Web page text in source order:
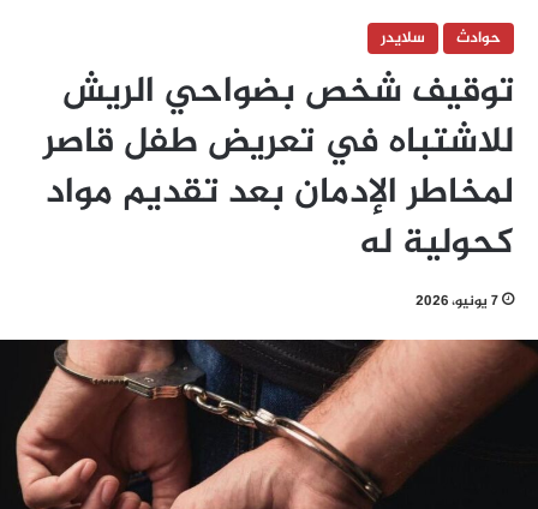
حوادث
سلايدر
توقيف شخص بضواحي الريش
للاشتباه في تعريض طفل قاصر
لمخاطر الإدمان بعد تقديم مواد
كحولية له
7 يونيو، 2026